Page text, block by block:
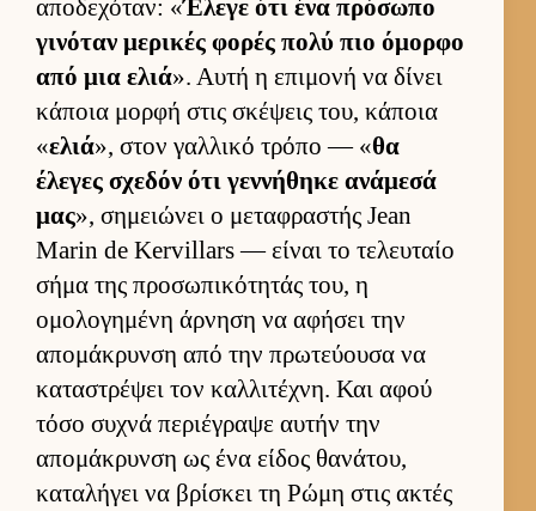
αποδεχόταν: «Έλεγε ότι ένα πρόσωπο
γινόταν μερικές φορές πολύ πιο όμορφο
από μια ελιά». Αυτή η επιμονή να δίνει
κάποια μορφή στις σκέψεις του, κάποια
«ελιά», στον γαλ­λικό τρόπο — «θα
έλεγες σχεδόν ότι γεν­νήθηκε ανάμεσά
μας», σημειώνει ο μεταφραστής Jean
Marin de Kervillars — εί­ναι το τελευ­ταίο
σήμα της προσωπικότητάς του, η
ομολογημένη άρ­νηση να αφήσει την
απομάκρυνση από την πρωτεύ­ουσα να
καταστρέψει τον καλ­λιτέχνη. Και αφού
τόσο συχνά περιέγραψε αυ­τήν την
απομάκρυνση ως ένα εί­δος θανάτου,
καταλήγει να βρίσκει τη Ρώμη στις ακτές